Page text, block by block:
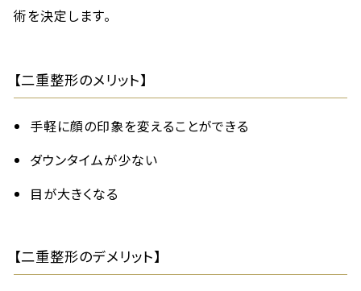
術を決定します。
【二重整形のメリット】
手軽に顔の印象を変えることができる
ダウンタイムが少ない
目が大きくなる
【二重整形のデメリット】